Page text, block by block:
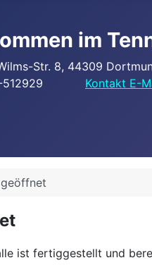
im
Str. 8, 44309
512929
Kontakt E-
ist fertiggestellt und